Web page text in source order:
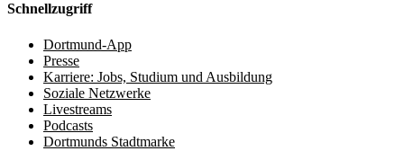
Schnellzugriff
Dortmund-App
Presse
Karriere: Jobs, Studium und Ausbildung
Soziale Netzwerke
Livestreams
Podcasts
Dortmunds Stadtmarke